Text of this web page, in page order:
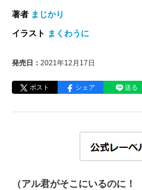
著者 まじかり
イラスト まくわうに
発売日： 2021年12月17日
ポスト シェア 送る
（アル君がそこにいるのに